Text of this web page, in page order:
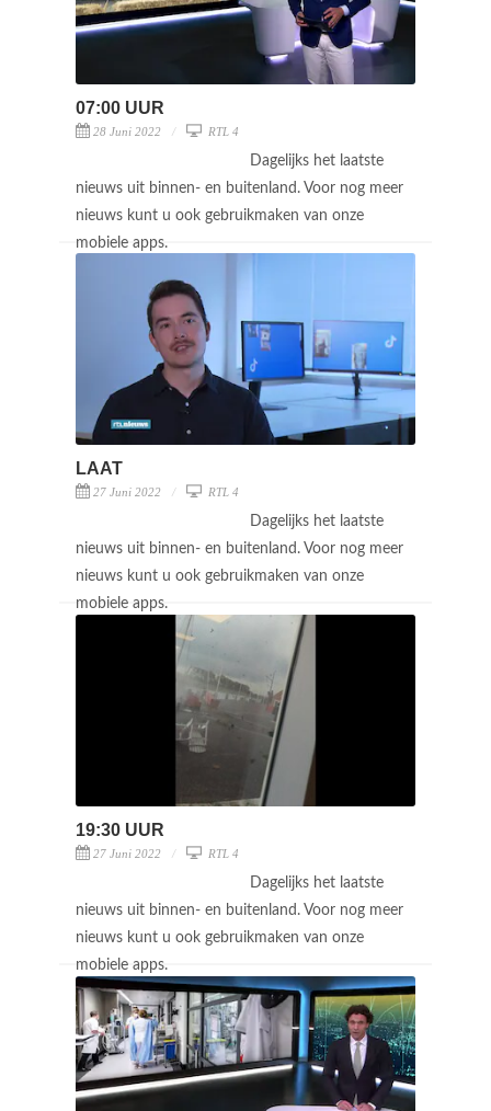
07:00 UUR
28 Juni 2022 RTL 4
Dagelijks het laatste
nieuws uit binnen- en buitenland. Voor nog meer
nieuws kunt u ook gebruikmaken van onze
mobiele apps.
LAAT
27 Juni 2022 RTL 4
Dagelijks het laatste
nieuws uit binnen- en buitenland. Voor nog meer
nieuws kunt u ook gebruikmaken van onze
mobiele apps.
19:30 UUR
27 Juni 2022 RTL 4
Dagelijks het laatste
nieuws uit binnen- en buitenland. Voor nog meer
nieuws kunt u ook gebruikmaken van onze
mobiele apps.